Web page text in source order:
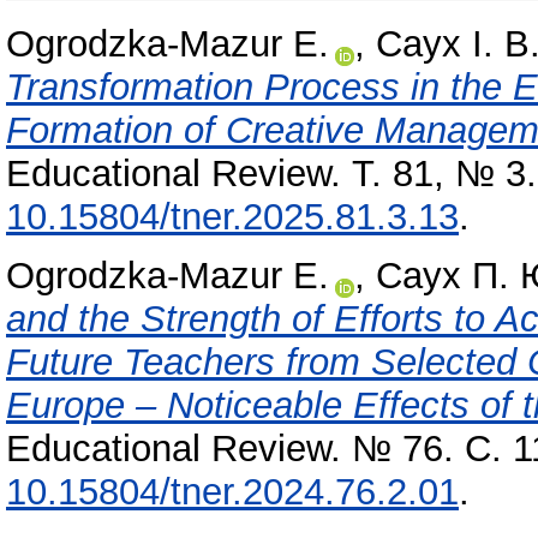
Ogrodzka-Mazur Е. , Саух І.
Transformation Process in the
Formation of Creative
Educational Review. Т. 81, №
10.15804/tner.2025.81.3.13.
Ogrodzka-Mazur Е.
, Саух П.
and the Strength of Efforts to
Future Teachers from
Europe – Noticeable Effects of
Educational Review. № 76. С.
10.15804/tner.2024.76.2.01.